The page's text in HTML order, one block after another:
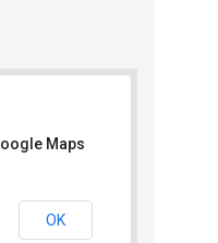
Monza
Maps
OK